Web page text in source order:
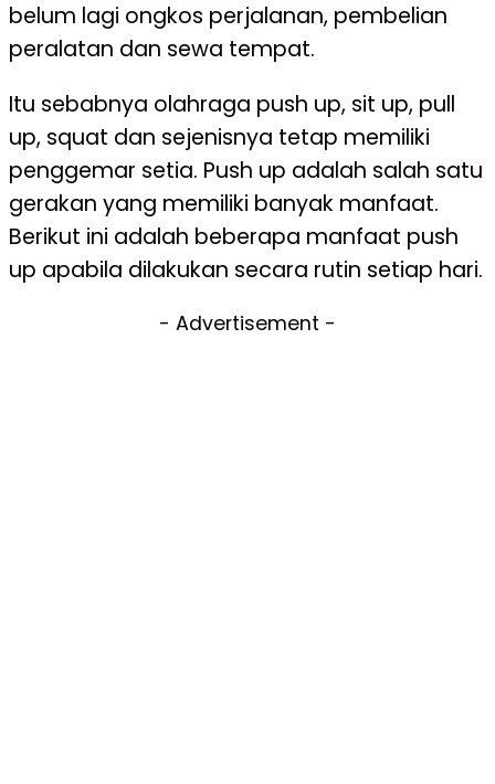
belum lagi ongkos perjalanan, pembelian
peralatan dan sewa tempat.
Itu sebabnya olahraga push up, sit up, pull
up, squat dan sejenisnya tetap memiliki
penggemar setia. Push up adalah salah satu
gerakan yang memiliki banyak manfaat.
Berikut ini adalah beberapa manfaat push
up apabila dilakukan secara rutin setiap hari.
- Advertisement -